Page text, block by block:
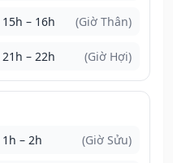
15h – 16h (Giờ Thân)
21h – 22h (Giờ Hợi)
1h – 2h (Giờ Sửu)